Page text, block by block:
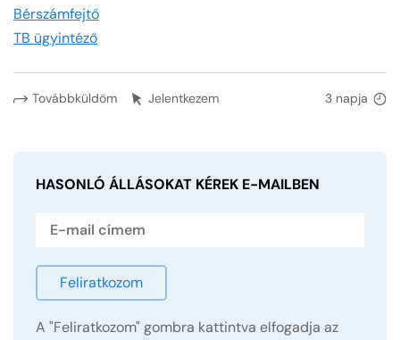
HASONLÓ ÁLLÁSOKAT KÉREK E-MAILBEN
Feliratkozom
A "Feliratkozom" gombra kattintva elfogadja az
Bérszámfejtő
TB ügyintéző
Továbbküldöm Jelentkezem 3 napja